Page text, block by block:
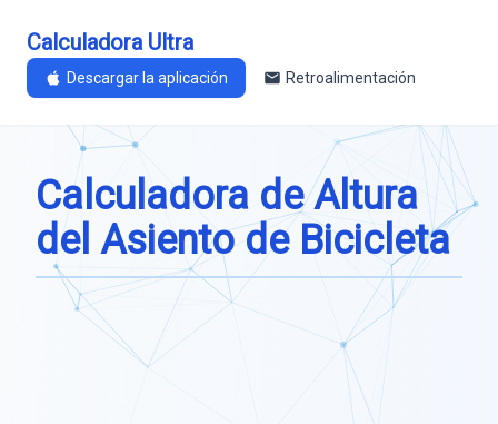
Calculadora Ultra
Descargar la aplicación Retroalimentación
Calculadora de Altura
del Asiento de Bicicleta